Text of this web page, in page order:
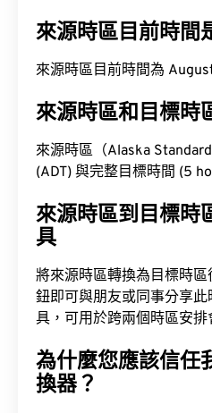
來源時區目前時間
來源時區目前時間為
來源時區和目標時
來源時區（Alaska
(ADT) 與完整目標時間 (5
來源時區到目標時
具
將來源時區轉換為目標時
鈕即可與朋友或同事分享
具，可用於跨兩個時區安排
為什麼您應該信任
換器？